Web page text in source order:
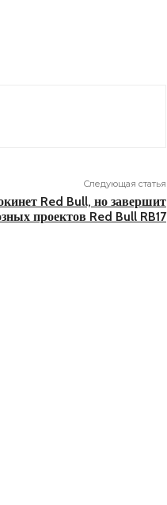
Следующая статья
Red Bull, но завершит
проектов Red Bull RB17